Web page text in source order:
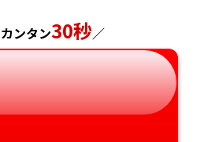
神奈川県
長野県
岐阜県
静岡県
兵庫県
奈良県
和歌山県
広島県
山口県
徳島県
長崎県
熊本県
大分県
ンタン30秒／